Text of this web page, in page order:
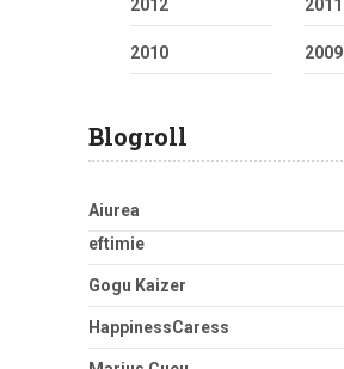
2012 2011
2010 2009
Blogroll
Aiurea
eftimie
Gogu Kaizer
HappinessCaress